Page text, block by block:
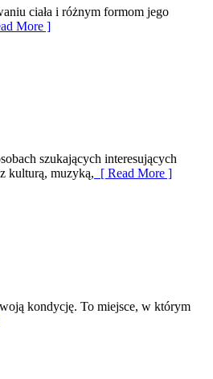
ciała i różnym formom jego
More ]
szukających interesujących
kulturą, muzyką, [ Read More ]
kondycję. To miejsce, w którym